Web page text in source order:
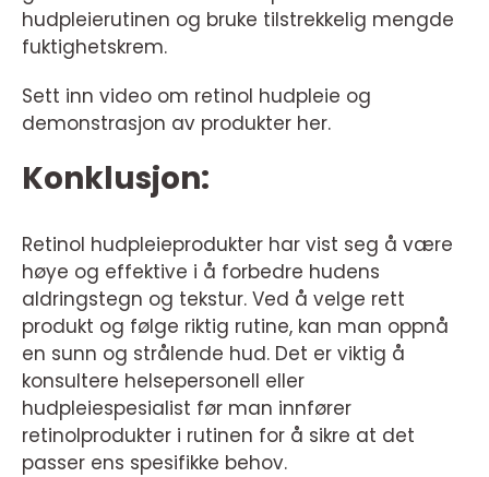
hudpleierutinen og bruke tilstrekkelig mengde
fuktighetskrem.
Sett inn video om retinol hudpleie og
demonstrasjon av produkter her.
Konklusjon:
Retinol hudpleieprodukter har vist seg å være
høye og effektive i å forbedre hudens
aldringstegn og tekstur. Ved å velge rett
produkt og følge riktig rutine, kan man oppnå
en sunn og strålende hud. Det er viktig å
konsultere helsepersonell eller
hudpleiespesialist før man innfører
retinolprodukter i rutinen for å sikre at det
passer ens spesifikke behov.